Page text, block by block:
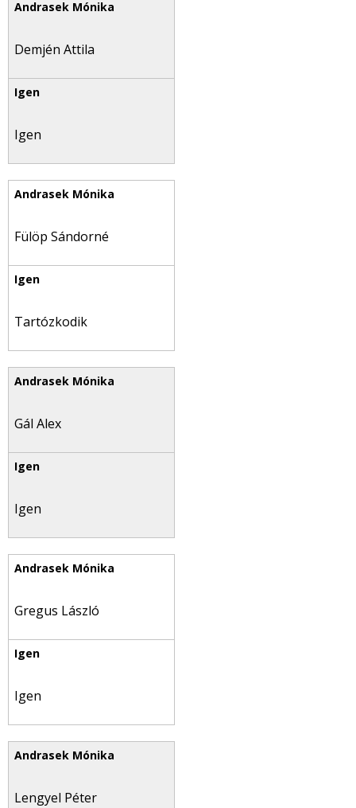
Demjén Attila
Igen
Fülöp Sándorné
Tartózkodik
Gál Alex
Igen
Gregus László
Igen
Lengyel Péter